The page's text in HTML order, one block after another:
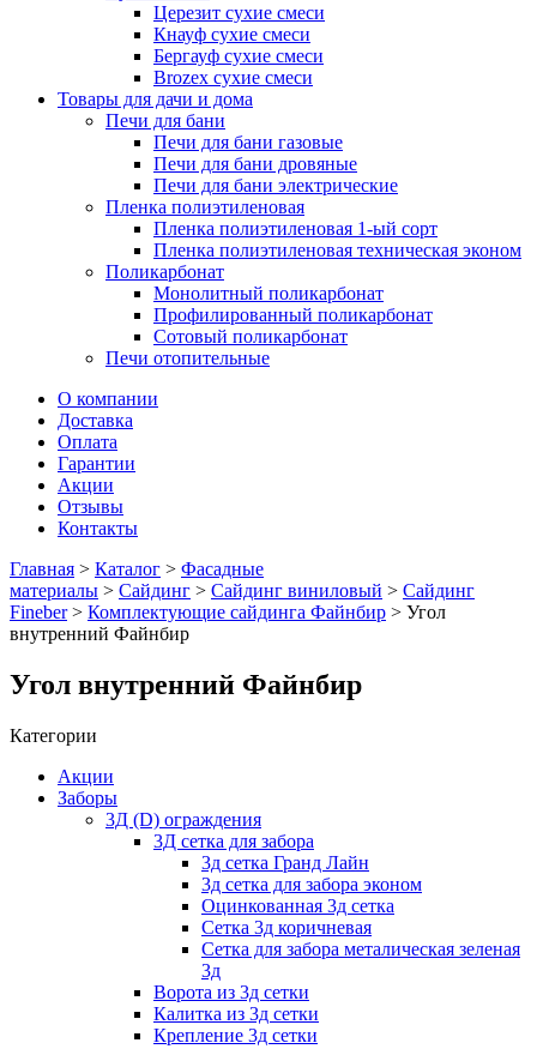
Церезит сухие смеси
Кнауф сухие смеси
Бергауф сухие смеси
Brozex сухие смеси
Товары для дачи и дома
Печи для бани
Печи для бани газовые
Печи для бани дровяные
Печи для бани электрические
Пленка полиэтиленовая
Пленка полиэтиленовая 1-ый сорт
Пленка полиэтиленовая техническая эконом
Поликарбонат
Монолитный поликарбонат
Профилированный поликарбонат
Сотовый поликарбонат
Печи отопительные
О компании
Доставка
Оплата
Гарантии
Акции
Отзывы
Контакты
Главная > Каталог > Фасадные
материалы > Сайдинг > Сайдинг виниловый > Сайдинг
Fineber> Комплектующие сайдинга Файнбир > Угол
внутренний Файнбир
Угол внутренний Файнбир
Категории
Акции
Заборы
3Д (D) ограждения
3Д сетка для забора
3д сетка Гранд Лайн
3д сетка для забора эконом
Оцинкованная 3д сетка
Сетка 3д коричневая
Сетка для забора металическая зеленая
3д
Ворота из 3д сетки
Калитка из 3д сетки
Крепление 3д сетки